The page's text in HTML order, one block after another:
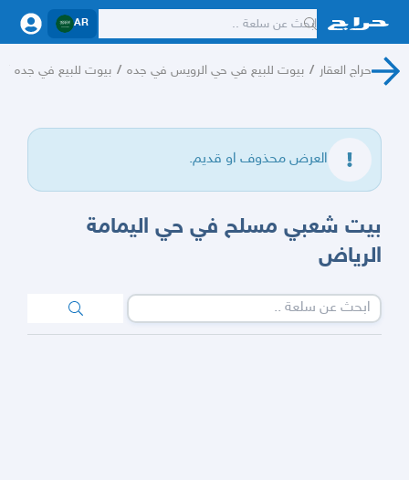
AR
حراج العقار / بيوت للبيع في حي الرويس في جده / بيوت للبيع في جده
العرض محذوف او قديم.
بيت شعبي مسلح في حي اليمامة
الرياض